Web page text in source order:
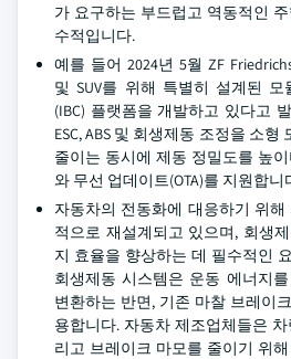
가 요구하는 부드럽고 역동적인
수적입니다.
예를 들어 2024년 5월 ZF
및 SUV를 위해 특별히 설계된
(IBC) 플랫폼을 개발하고 있다고
ESC, ABS 및 회생제동 조정을 소
줄이는 동시에 제동 정밀도를 높
와 무선 업데이트(OTA)를 지원합니
자동차의 전동화에 대응하기 위
적으로 재설계되고 있으며, 회생
지 효율을 향상하는 데 필수적인
회생제동 시스템은 운동 에너지
변환하는 반면, 기존 마찰 브레이
용합니다. 자동차 제조업체들은
리고 브레이크 마모를 줄이기 위